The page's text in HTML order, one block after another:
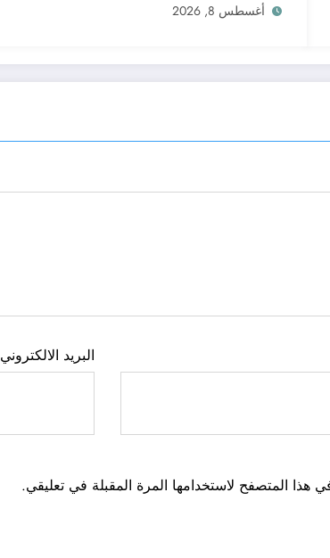
أغسطس 8, 2026
البريد الالكتروني
هذا المتصفح لاستخدامها المرة المقبلة في تعليقي.